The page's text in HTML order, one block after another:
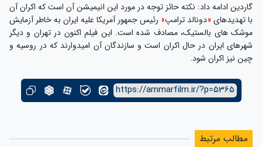
گاردین ادامه داد: نکته حائز توجه در مورد این انیمیشن آن است که اکران آن
با تهدیدهای «دونالد ترامپ» رئیس جمهور آمریکا علیه ایران به خاطر آزمایش
موشک های بالستیک، مصادف شده است. این فیلم اکنون در تهران و دیگر
شهرهای ایران در حال اکران است و سازندگان آن امیدوارند که در روسیه و
چین نیز اکران شود.
https://ammarfilm.ir/?p=5365
مطالب مرتبط